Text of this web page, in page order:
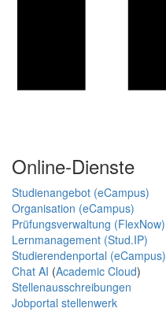
Online-Dienste
Studienangebot (eCampus)
Organisation (eCampus)
Prüfungsverwaltung (FlexNow)
Lernmanagement (Stud.IP)
Studierendenportal (eCampus)
Chat AI (Academic Cloud)
Stellenausschreibungen
Jobportal stellenwerk